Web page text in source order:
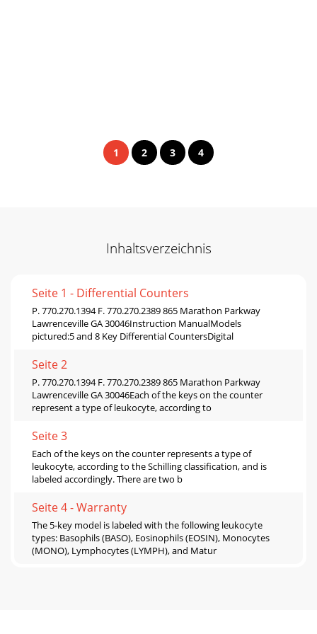
1 2 3 4
Inhaltsverzeichnis
Seite 1 - Differential Counters
P. 770.270.1394 F. 770.270.2389 865 Marathon Parkway
Lawrenceville GA 30046Instruction ManualModels
pictured:5 and 8 Key Differential CountersDigital
Seite 2
P. 770.270.1394 F. 770.270.2389 865 Marathon Parkway
Lawrenceville GA 30046Each of the keys on the counter
represent a type of leukocyte, according to
Seite 3
Each of the keys on the counter represents a type of
leukocyte, according to the Schilling classification, and is
labeled accordingly. There are two b
Seite 4 - Warranty
The 5-key model is labeled with the following leukocyte
types: Basophils (BASO), Eosinophils (EOSIN), Monocytes
(MONO), Lymphocytes (LYMPH), and Matur